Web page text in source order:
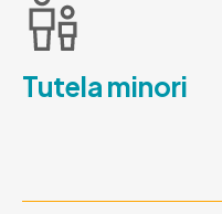
Tutela minori